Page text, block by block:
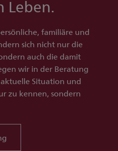
Leben.
familiäre und
sich nicht nur die
auch die damit
wir in der Beratung
Situation und
zu kennen, sondern